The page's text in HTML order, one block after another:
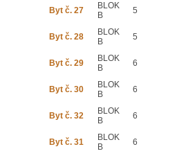
Byt č. 27
BLOK
B
5
Byt č. 28
BLOK
B
5
Byt č. 29
BLOK
B
6
Byt č. 30
BLOK
B
6
Byt č. 32
BLOK
B
6
Byt č. 31
BLOK
B
6